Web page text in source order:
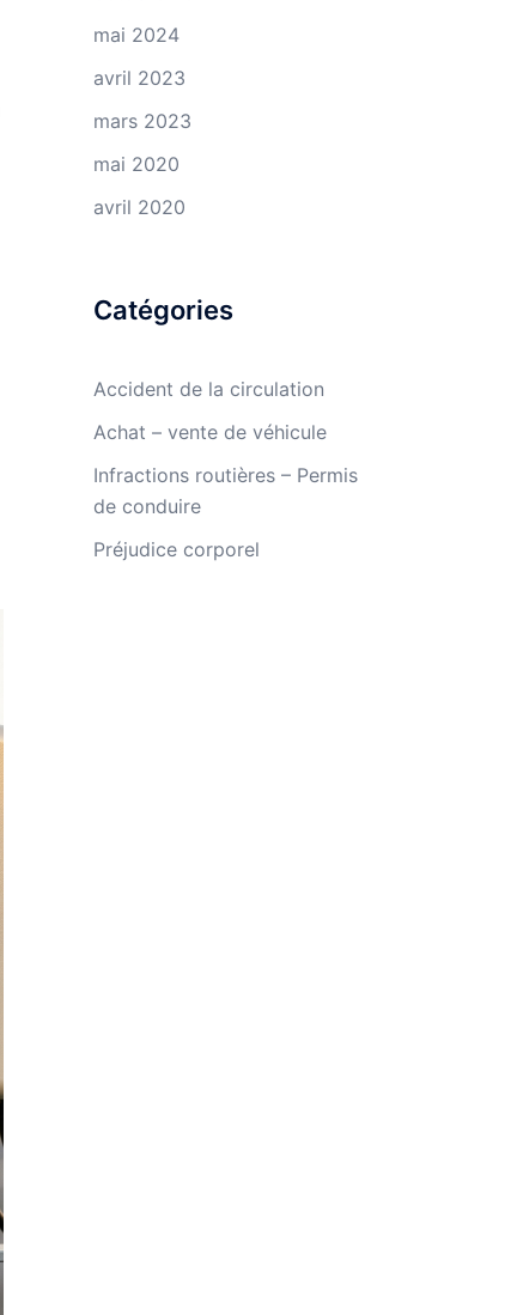
mai 2024
avril 2023
mars 2023
mai 2020
avril 2020
Catégories
Accident de la circulation
Achat – vente de véhicule
Infractions routières – Permis
de conduire
Préjudice corporel